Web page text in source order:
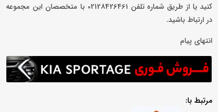
کنید یا از طریق شماره تلفن 02128426461 با متخصصان این مجموعه
در ارتباط باشید.
انتهای پیام
مرتبط با: